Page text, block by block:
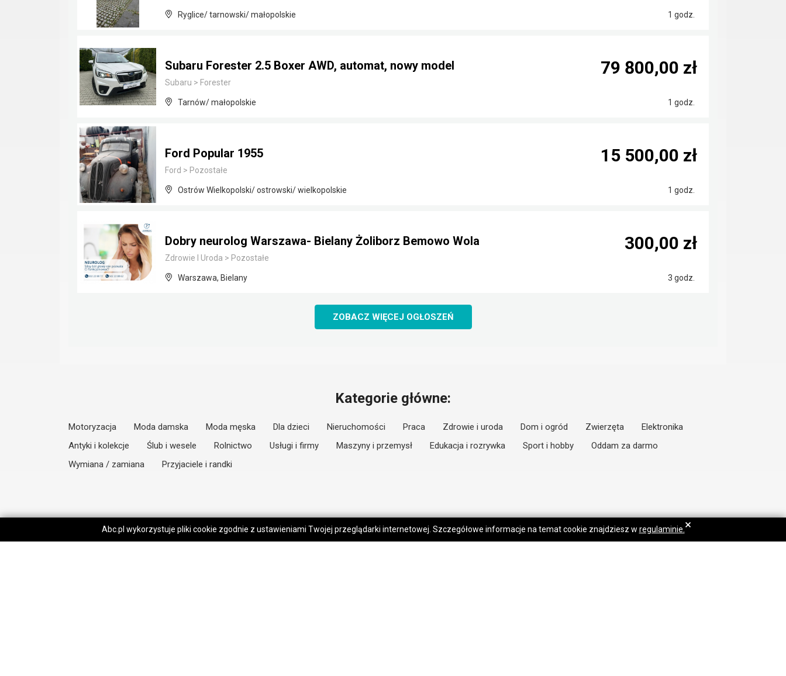
Ryglice/ tarnowski/ małopolskie 1 godz.
Subaru Forester 2.5 Boxer AWD, automat, nowy model
Subaru > Forester
Tarnów/ małopolskie 1 godz.
79 800,00 zł
Ford Popular 1955
Ford > Pozostałe
Ostrów Wielkopolski/ ostrowski/ wielkopolskie 1 godz.
15 500,00 zł
Dobry neurolog Warszawa- Bielany Żoliborz Bemowo Wola
Zdrowie I Uroda > Pozostałe
Warszawa, Bielany 3 godz.
300,00 zł
ZOBACZ WIĘCEJ OGŁOSZEŃ
Kategorie główne:
Motoryzacja Moda damska Moda męska Dla dzieci Nieruchomości Praca Zdrowie i uroda Dom i ogród Zwierzęta
Elektronika
Antyki i kolekcje
Ślub i wesele Rolnictwo Usługi i firmy Maszyny i przemysł Edukacja i rozrywka Sport i hobby
Oddam za darmo
Wymiana / zamiana
Przyjaciele i randki
Abc.pl wykorzystuje pliki cookie zgodnie z ustawieniami Twojej przeglądarki internetowej. Szczegółowe informacje na temat cookie znajdziesz w regulaminie. ×